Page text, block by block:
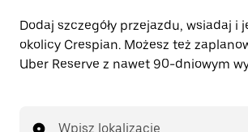
Dodaj szczegóły przejazdu, wsiadaj i
okolicy Crespian. Możesz też
Uber Reserve z nawet 90-dniowym
Wpisz lokalizację